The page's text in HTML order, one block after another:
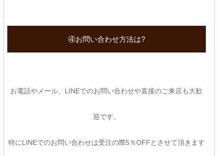
④お問い合わせ方法は?
お電話やメール、LINEでのお問い合わせや直接のご来店も大歓
迎です。
特にLINEでのお問い合わせは受注の際5％OFFとさせて頂きます